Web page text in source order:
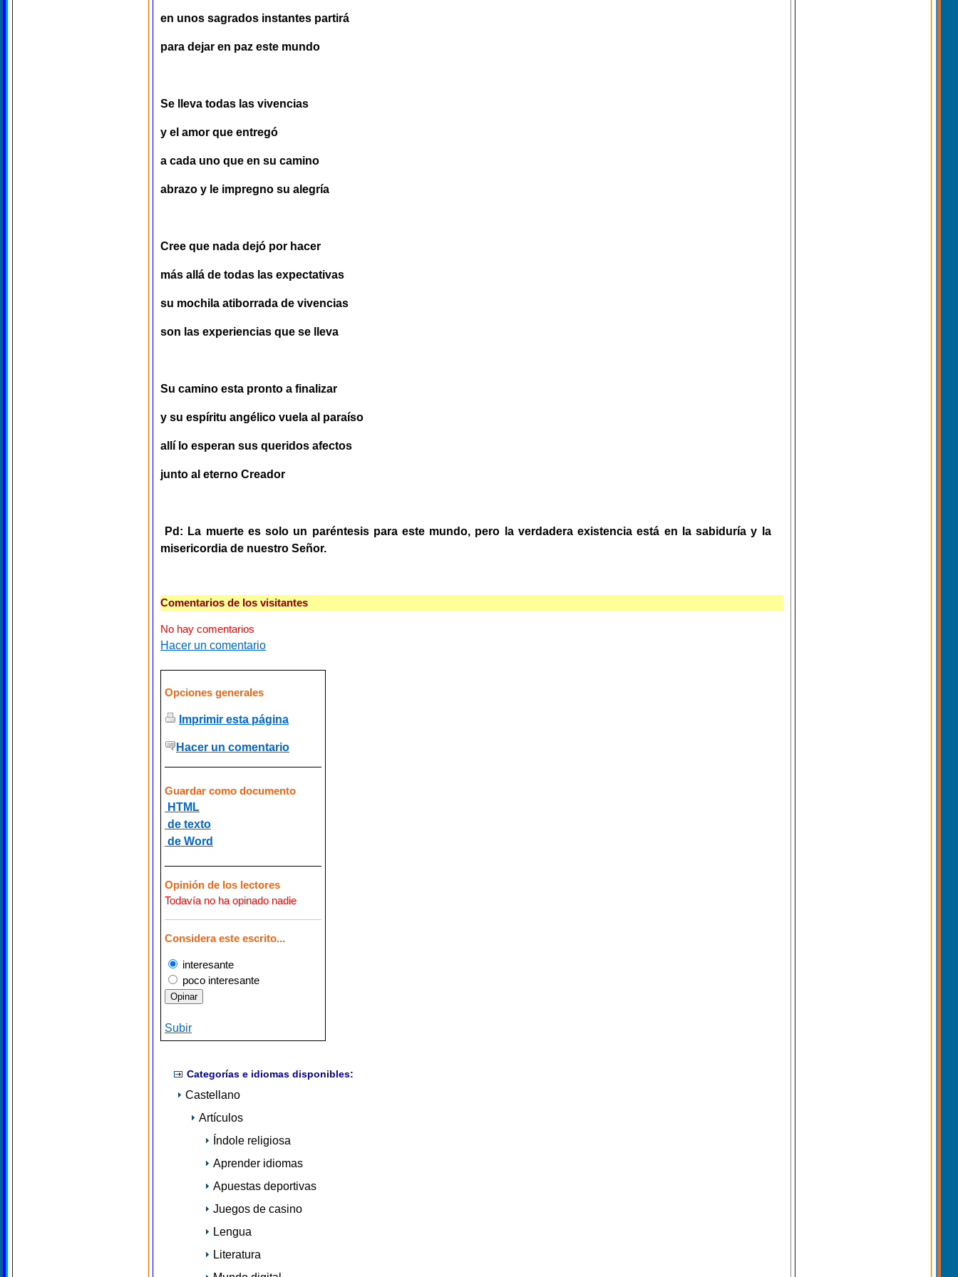
en unos sagrados instantes partirá
para dejar en paz este mundo
Se lleva todas las vivencias
y el amor que entregó
a cada uno que en su camino
abrazo y le impregno su alegría
Cree que nada dejó por hacer
más allá de todas las expectativas
su mochila atiborrada de vivencias
son las experiencias que se lleva
Su camino esta pronto a finalizar
y su espíritu angélico vuela al paraíso
allí lo esperan sus queridos afectos
junto al eterno Creador
Pd: La muerte es solo un paréntesis para este mundo, pero la verdadera existencia está en la sabiduría y la
misericordia de nuestro Señor.
Comentarios de los visitantes
No hay comentarios
Hacer un comentario
Opciones generales
Imprimir esta página
Hacer un comentario
Guardar como documento
HTML
de texto
de Word
Opinión de los lectores
Todavía no ha opinado nadie
Considera este escrito...
interesante
poco interesante
Subir
Categorías e idiomas disponibles:
Castellano
Artículos
Índole religiosa
Aprender idiomas
Apuestas deportivas
Juegos de casino
Lengua
Literatura